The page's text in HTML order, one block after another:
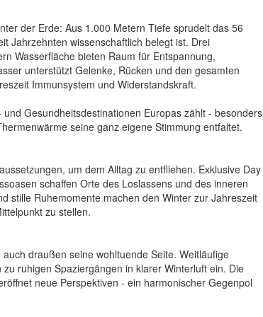
der Erde: Aus 1.000 Metern Tiefe sprudelt das 56
Jahrzehnten wissenschaftlich belegt ist. Drei
Wasserfläche bieten Raum für Entspannung,
unterstützt Gelenke, Rücken und den gesamten
Immunsystem und Widerstandskraft.
Gesundheitsdestinationen Europas zählt - besonders
seine ganz eigene Stimmung entfaltet.
um dem Alltag zu entfliehen. Exklusive Day
schaffen Orte des Loslassens und des inneren
stille Ruhemomente machen den Winter zur Jahreszeit
zu stellen.
draußen seine wohltuende Seite. Weitläufige
ruhigen Spaziergängen in klarer Winterluft ein. Die
neue Perspektiven - ein harmonischer Gegenpol